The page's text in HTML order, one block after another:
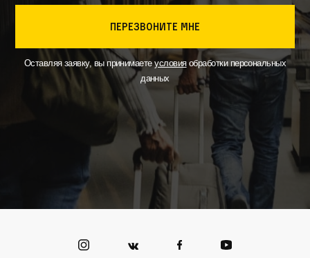
перезвоните мне
Оставляя заявку, вы принимаетеусловияобработки персональных
данных